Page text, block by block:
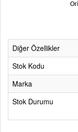
Diğer Özellikler
Stok Kodu
Marka
Stok Durumu